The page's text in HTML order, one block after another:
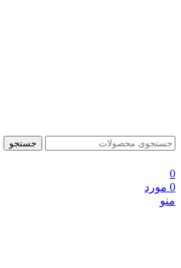
جستجو
0
0 مورد
منو